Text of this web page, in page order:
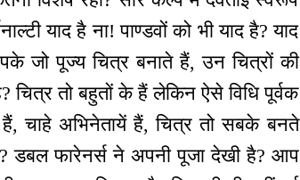
याद है ना! पाण्डवों को भी याद है? याद
जो पूज्य चित्र बनाते हैं, उन चित्रों की
चित्र तो बहुतों के हैं लेकिन ऐसे विधि पूर्वक
चाहे अभिनेतायें हैं, चित्र तो सबके बनते
डबल फारेनर्स ने अपनी पूजा देखी है? आप